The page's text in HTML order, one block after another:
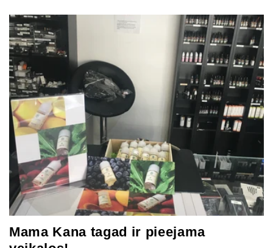
Mama Kana tagad ir pieejama